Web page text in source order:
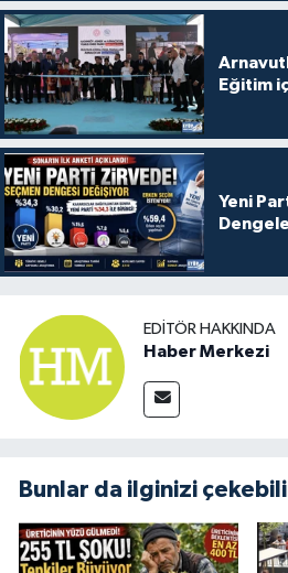
Eğitim
Yeni
EDITÖR HAKKINDA
Haber Merkezi
Bunlar da ilginizi